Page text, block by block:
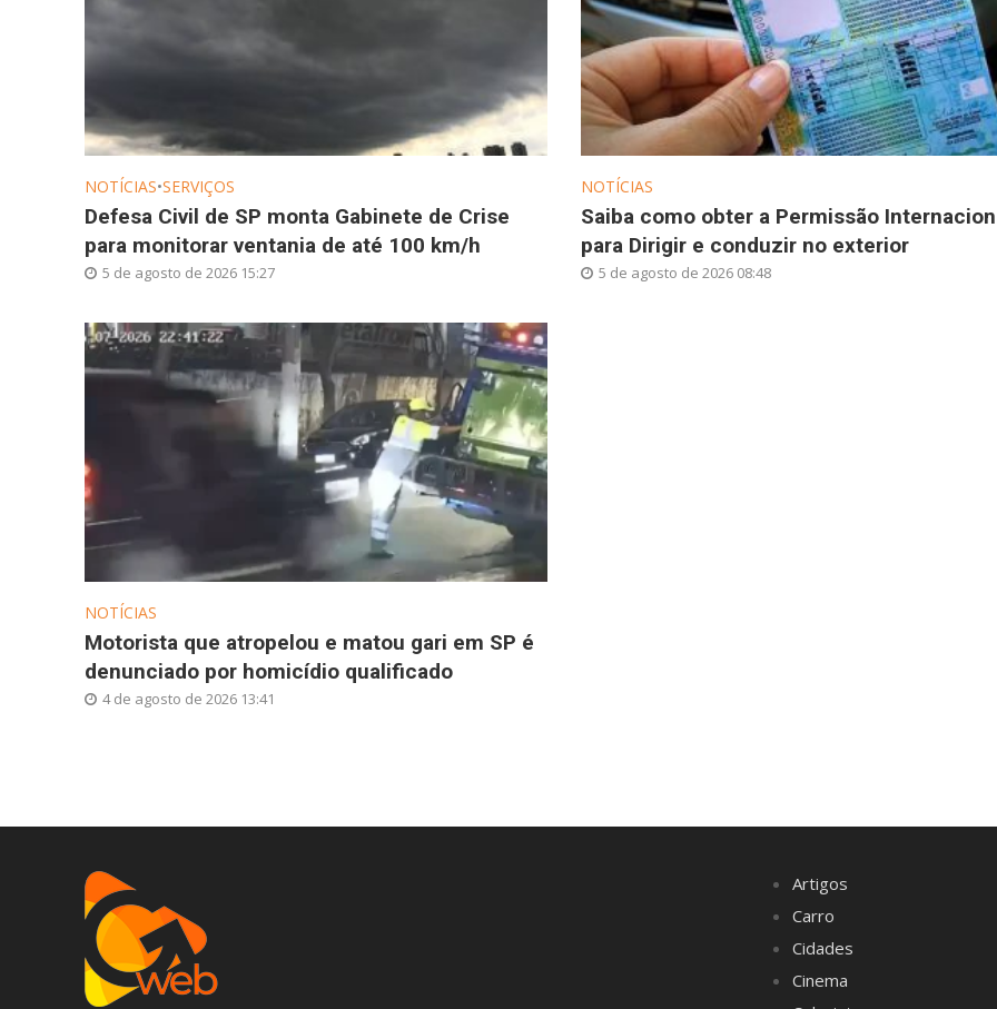
NOTÍCIAS•SERVIÇOS
Defesa Civil de SP monta Gabinete de Crise
para monitorar ventania de até 100 km/h
5 de agosto de 2026 15:27
NOTÍCIAS
Saiba como obter a Permissão
para Dirigir e conduzir no exterior
5 de agosto de 2026 08:48
NOTÍCIAS
Motorista que atropelou e matou gari em SP é
denunciado por homicídio qualificado
4 de agosto de 2026 13:41
Artigos
Carro
Cidades
Cinema